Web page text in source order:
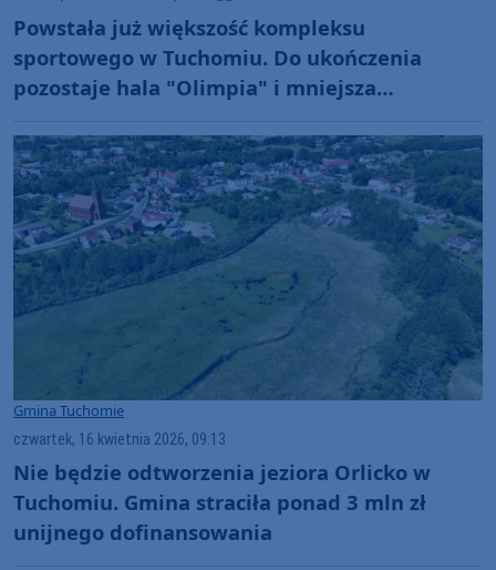
Powstała już większość kompleksu
sportowego w Tuchomiu. Do ukończenia
pozostaje hala "Olimpia" i mniejsza
Gmina Tuchomie
czwartek, 16 kwietnia 2026, 09:13
Nie będzie odtworzenia jeziora Orlicko w
Tuchomiu. Gmina straciła ponad 3 mln zł
unijnego dofinansowania